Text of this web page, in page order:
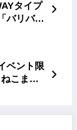
タイプ
バリバリ
ベント限
こまつ